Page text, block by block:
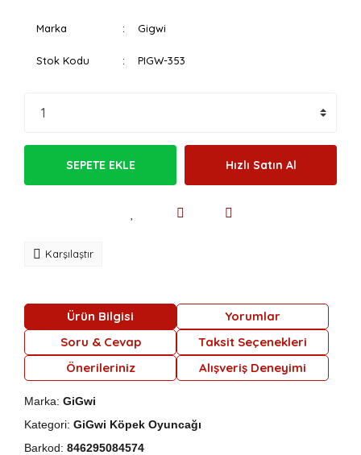
Marka Gigwi
Stok Kodu PIGW-353
SEPETE EKLE Hızlı Satın Al
Karşılaştır
Ürün Bilgisi
Yorumlar
Soru & Cevap
Taksit Seçenekleri
Önerileriniz
Alışveriş Deneyimi
Marka: GiGwi
Kategori: GiGwi Köpek Oyuncağı
Barkod: 846295084574